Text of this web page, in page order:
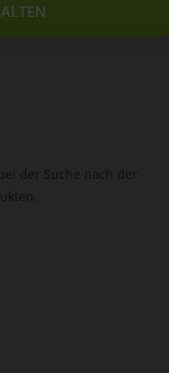
der Suche nach der